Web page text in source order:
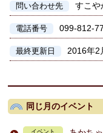
問い合わせ先 すこや
電話番号 099-812-
最終更新日 2016年2
同じ月のイベント